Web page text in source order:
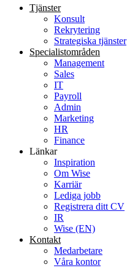
Tjänster
Konsult
Rekrytering
Strategiska tjänster
Specialist­områden
Management
Sales
IT
Payroll
Admin
Marketing
HR
Finance
Länkar
Inspiration
Om Wise
Karriär
Lediga jobb
Registrera ditt CV
IR
Wise (EN)
Kontakt
Medarbetare
Våra kontor